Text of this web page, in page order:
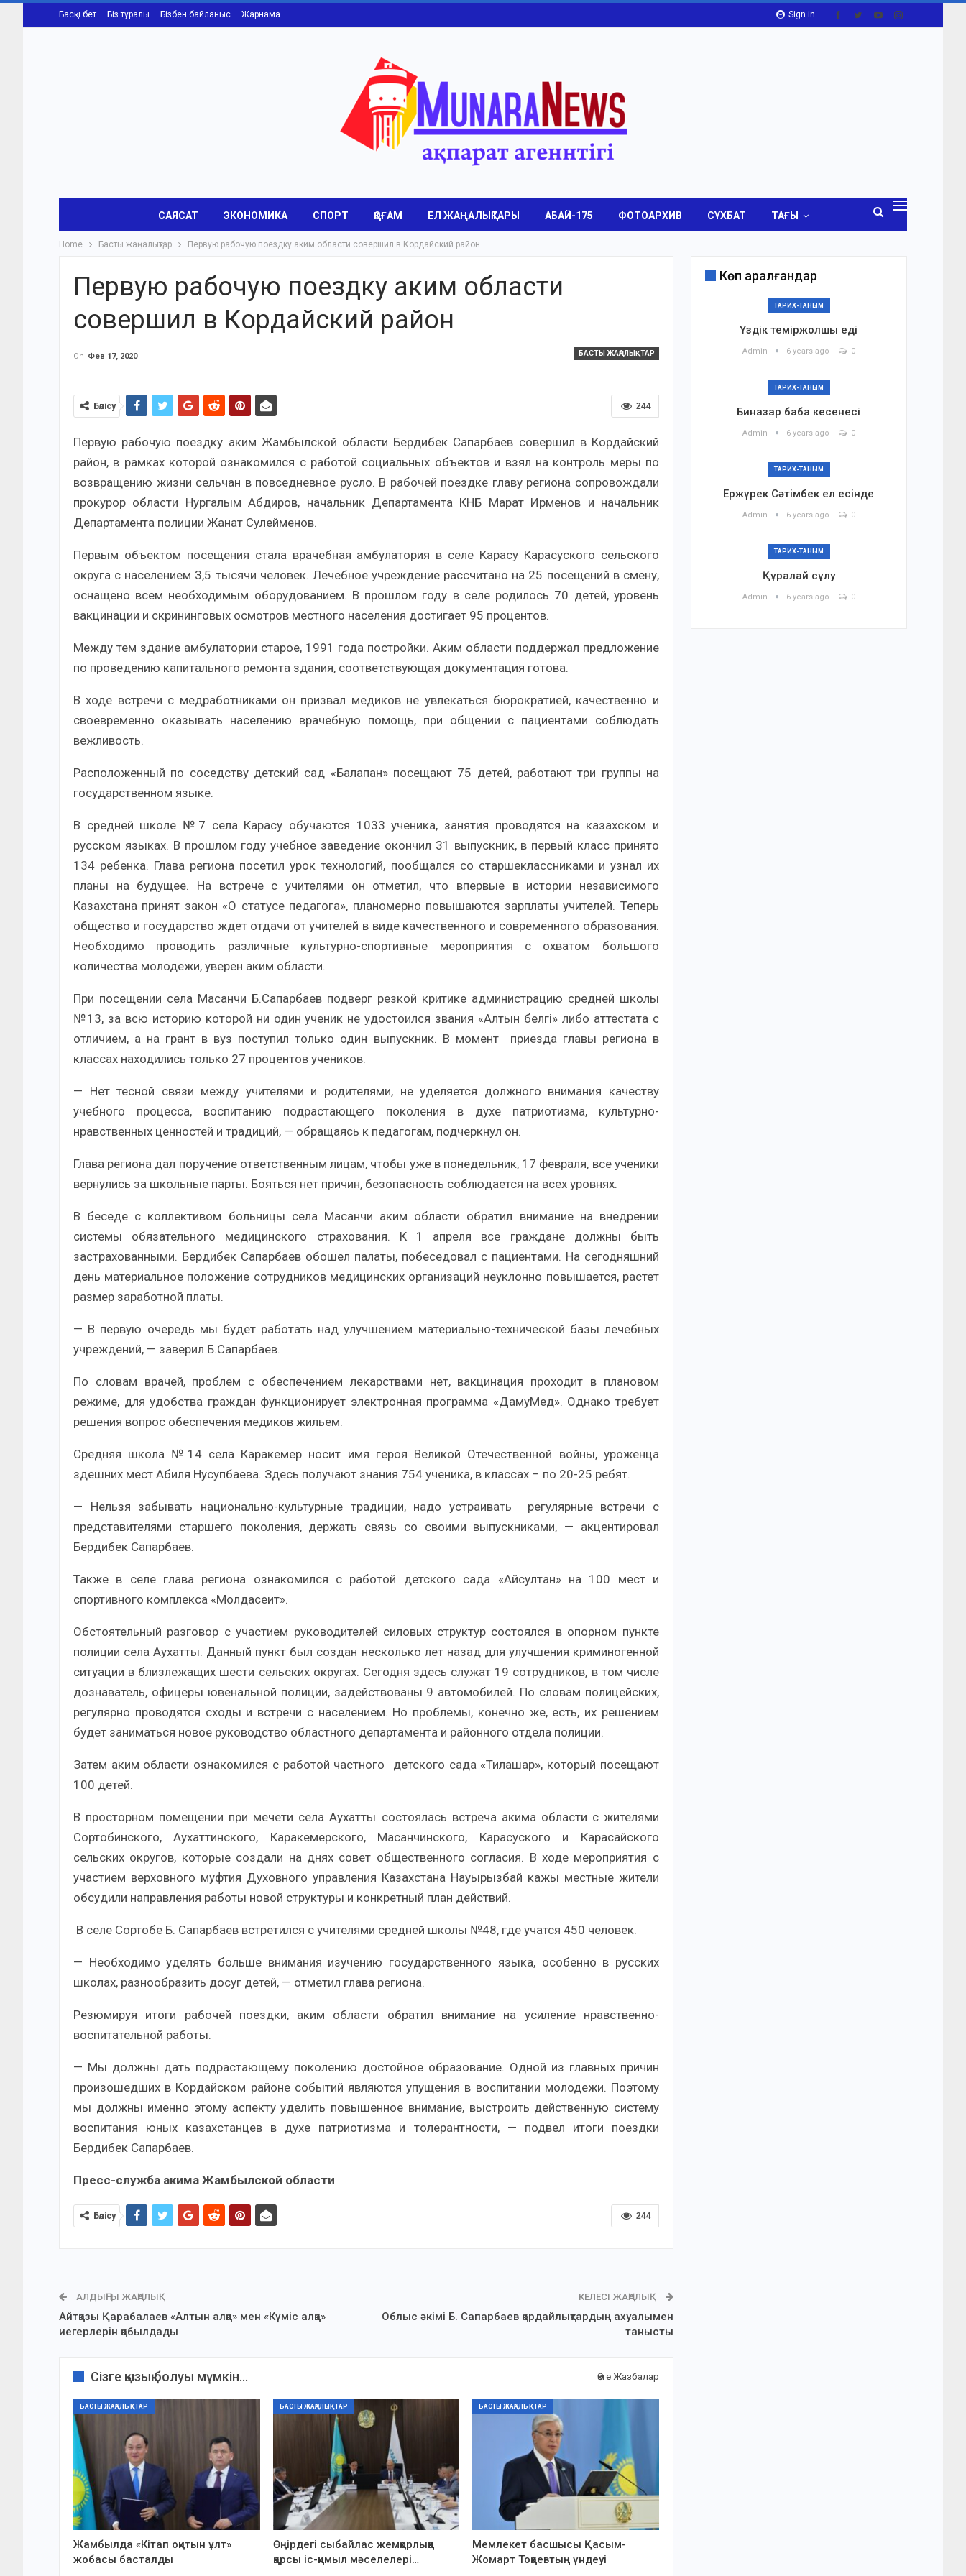
Sign in
Басқы бет Біз туралы Бізбен байланыс Жарнама
САЯСАТ ЭКОНОМИКА СПОРТ ҚОҒАМ ЕЛ ЖАҢАЛЫҚТАРЫ АБАЙ-175 ФОТОАРХИВ СҰХБАТ ТАҒЫ
Home Басты жаңалықтар Первую рабочую поездку аким области совершил в Кордайский район
Первую рабочую поездку аким области
совершил в Кордайский район
БАСТЫ ЖАҢАЛЫҚТАР
On Фев 17, 2020
244
Бөлісу
Первую рабочую поездку аким Жамбылской области Бердибек Сапарбаев совершил в Кордайский
район, в рамках которой ознакомился с работой социальных объектов и взял на контроль меры по
возвращению жизни сельчан в повседневное русло. В рабочей поездке главу региона сопровождали
прокурор области Нургалым Абдиров, начальник Департамента КНБ Марат Ирменов и начальник
Департамента полиции Жанат Сулейменов.
Первым объектом посещения стала врачебная амбулатория в селе Карасу Карасуского сельского
округа с населением 3,5 тысячи человек. Лечебное учреждение рассчитано на 25 посещений в смену,
оснащено всем необходимым оборудованием. В прошлом году в селе родилось 70 детей, уровень
вакцинации и скрининговых осмотров местного населения достигает 95 процентов.
Между тем здание амбулатории старое, 1991 года постройки. Аким области поддержал предложение
по проведению капитального ремонта здания, соответствующая документация готова.
В ходе встречи с медработниками он призвал медиков не увлекаться бюрократией, качественно и
своевременно оказывать населению врачебную помощь, при общении с пациентами соблюдать
вежливость.
Расположенный по соседству детский сад «Балапан» посещают 75 детей, работают три группы на
государственном языке.
В средней школе №7 села Карасу обучаются 1033 ученика, занятия проводятся на казахском и
русском языках. В прошлом году учебное заведение окончил 31 выпускник, в первый класс принято
134 ребенка. Глава региона посетил урок технологий, пообщался со старшеклассниками и узнал их
планы на будущее. На встрече с учителями он отметил, что впервые в истории независимого
Казахстана принят закон «О статусе педагога», планомерно повышаются зарплаты учителей. Теперь
общество и государство ждет отдачи от учителей в виде качественного и современного образования.
Необходимо проводить различные культурно-спортивные мероприятия с охватом большого
количества молодежи, уверен аким области.
При посещении села Масанчи Б.Сапарбаев подверг резкой критике администрацию средней школы
№13, за всю историю которой ни один ученик не удостоился звания «Алтын белгі» либо аттестата с
отличием, а на грант в вуз поступил только один выпускник. В момент приезда главы региона в
классах находились только 27 процентов учеников.
— Нет тесной связи между учителями и родителями, не уделяется должного внимания качеству
учебного процесса, воспитанию подрастающего поколения в духе патриотизма, культурно-
нравственных ценностей и традиций, — обращаясь к педагогам, подчеркнул он.
Глава региона дал поручение ответственным лицам, чтобы уже в понедельник, 17 февраля, все ученики
вернулись за школьные парты. Бояться нет причин, безопасность соблюдается на всех уровнях.
В беседе с коллективом больницы села Масанчи аким области обратил внимание на внедрении
системы обязательного медицинского страхования. К 1 апреля все граждане должны быть
застрахованными. Бердибек Сапарбаев обошел палаты, побеседовал с пациентами. На сегодняшний
день материальное положение сотрудников медицинских организаций неуклонно повышается, растет
размер заработной платы.
— В первую очередь мы будет работать над улучшением материально-технической базы лечебных
учреждений, — заверил Б.Сапарбаев.
По словам врачей, проблем с обеспечением лекарствами нет, вакцинация проходит в плановом
режиме, для удобства граждан функционирует электронная программа «ДамуМед». Однако требует
решения вопрос обеспечения медиков жильем.
Средняя школа №14 села Каракемер носит имя героя Великой Отечественной войны, уроженца
здешних мест Абиля Нусупбаева. Здесь получают знания 754 ученика, в классах – по 20-25 ребят.
— Нельзя забывать национально-культурные традиции, надо устраивать регулярные встречи с
представителями старшего поколения, держать связь со своими выпускниками, — акцентировал
Бердибек Сапарбаев.
Также в селе глава региона ознакомился с работой детского сада «Айсултан» на 100 мест и
спортивного комплекса «Молдасеит».
Обстоятельный разговор с участием руководителей силовых структур состоялся в опорном пункте
полиции села Аухатты. Данный пункт был создан несколько лет назад для улучшения криминогенной
ситуации в близлежащих шести сельских округах. Сегодня здесь служат 19 сотрудников, в том числе
дознаватель, офицеры ювенальной полиции, задействованы 9 автомобилей. По словам полицейских,
регулярно проводятся сходы и встречи с населением. Но проблемы, конечно же, есть, их решением
будет заниматься новое руководство областного департамента и районного отдела полиции.
Затем аким области ознакомился с работой частного детского сада «Тилашар», который посещают
100 детей.
В просторном помещении при мечети села Аухатты состоялась встреча акима области с жителями
Сортобинского, Аухаттинского, Каракемерского, Масанчинского, Карасуского и Карасайского
сельских округов, которые создали на днях совет общественного согласия. В ходе мероприятия с
участием верховного муфтия Духовного управления Казахстана Науырызбай кажы местные жители
обсудили направления работы новой структуры и конкретный план действий.
В селе Сортобе Б. Сапарбаев встретился с учителями средней школы №48, где учатся 450 человек.
— Необходимо уделять больше внимания изучению государственного языка, особенно в русских
школах, разнообразить досуг детей, — отметил глава региона.
Резюмируя итоги рабочей поездки, аким области обратил внимание на усиление нравственно-
воспитательной работы.
— Мы должны дать подрастающему поколению достойное образование. Одной из главных причин
произошедших в Кордайском районе событий являются упущения в воспитании молодежи. Поэтому
мы должны именно этому аспекту уделить повышенное внимание, выстроить действенную систему
воспитания юных казахстанцев в духе патриотизма и толерантности, — подвел итоги поездки
Бердибек Сапарбаев.
Пресс-служба акима Жамбылской области
244
Бөлісу
АЛДЫҢҒЫ ЖАҢАЛЫҚ
Айтқазы Қарабалаев «Алтын алқа» мен «Күміс алқа»
иегерлерін қабылдады
КЕЛЕСІ ЖАҢАЛЫҚ
Облыс әкімі Б. Сапарбаев қордайлықтардың ахуалымен
танысты
Сізге қызық болуы мүмкін... Өзге Жазбалар
БАСТЫ ЖАҢАЛЫҚТАР
Жамбылда «Кітап оқитын ұлт»
жобасы басталды
БАСТЫ ЖАҢАЛЫҚТАР
Өңірдегі сыбайлас жемқорлыққа
қарсы іс-қимыл мәселелері…
БАСТЫ ЖАҢАЛЫҚТАР
Мемлекет басшысы Қасым-
Жомарт Тоқаевтың үндеуі
Көп қаралғандар
ТАРИХ-ТАНЫМ
Үздік теміржолшы еді
Admin 6 years ago 0
ТАРИХ-ТАНЫМ
Биназар баба кесенесі
Admin 6 years ago 0
ТАРИХ-ТАНЫМ
Ержүрек Сәтімбек ел есінде
Admin 6 years ago 0
ТАРИХ-ТАНЫМ
Құралай сұлу
Admin 6 years ago 0